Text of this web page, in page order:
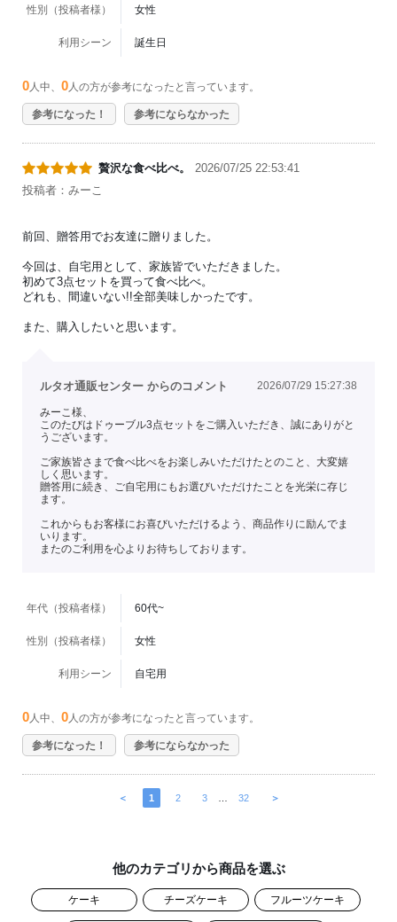
性別（投稿者様） 女性
利用シーン 誕生日
0 人中、 0 人の方が参考になったと言っています。
参考になった！ 参考にならなかった
贅沢な食べ比べ。
2026/07/25 22:53:41
投稿者：みーこ
前回、贈答用でお友達に贈りました。
今回は、自宅用として、家族皆でいただきました。
初めて3点セットを買って食べ比べ。
どれも、間違いない!!全部美味しかったです。
また、購入したいと思います。
ルタオ通販センター からのコメント 2026/07/29 15:27:38
みーこ様、
このたびはドゥーブル3点セットをご購入いただき、誠にありがと
うございます。
ご家族皆さまで食べ比べをお楽しみいただけたとのこと、大変嬉
しく思います。
贈答用に続き、ご自宅用にもお選びいただけたことを光栄に存じ
ます。
これからもお客様にお喜びいただけるよう、商品作りに励んでま
いります。
またのご利用を心よりお待ちしております。
年代（投稿者様） 60代~
性別（投稿者様） 女性
利用シーン 自宅用
0 人中、 0 人の方が参考になったと言っています。
参考になった！ 参考にならなかった
＜ 1 2 3 32 ＞
他のカテゴリから商品を選ぶ
ケーキ チーズケーキ フルーツケーキ